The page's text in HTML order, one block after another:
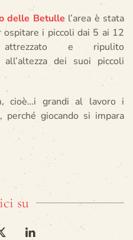
delle Betulle l’area è stata
ospitare i piccoli dai 5 ai 12
attrezzato e ripulito
all’altezza dei suoi piccoli
cioè…i grandi al lavoro i
perché giocando si impara
su